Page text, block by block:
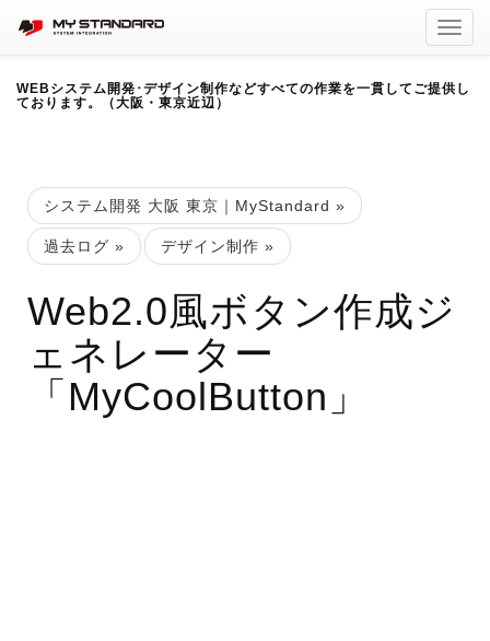
WEBシステム開発･デザイン制作などすべての作業を一貫してご提供し
ております。（大阪・東京近辺）
システム開発 大阪 東京｜MyStandard »
過去ログ » デザイン制作 »
Web2.0風ボタン作成ジ
ェネレーター
「MyCoolButton」